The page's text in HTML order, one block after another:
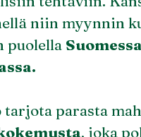
niin myynnin
puolella
tarjota parasta
, joka